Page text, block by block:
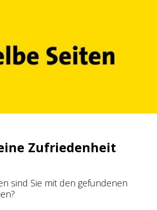
Zufriedenheit
sind Sie mit den gefundenen